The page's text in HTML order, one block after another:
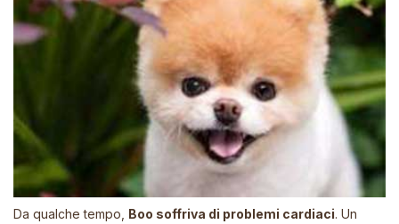
Da qualche tempo, Boo soffriva di problemi cardiaci. Un